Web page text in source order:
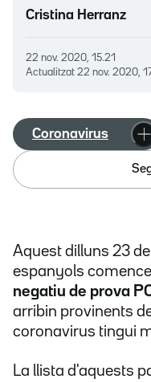
Cristina Herranz
22 nov. 2020, 15.21
Actualitzat 22 nov. 2020,
Coronavirus
Aquest dilluns 23
espanyols
negatiu de prova
arribin provinents
coronavirus tingui
La llista d'aquests